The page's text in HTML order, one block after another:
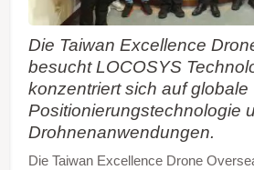
Die Taiwan Excellence
besucht LOCOSYS
konzentriert sich auf globale
Positionierungstechnologie
Drohnenanwendungen.
Die Taiwan Excellence Drone